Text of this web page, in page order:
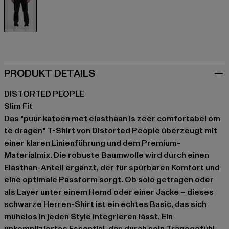
PRODUKT DETAILS
DISTORTED PEOPLE
Slim Fit
Das "puur katoen met elasthaan is zeer comfortabel om
te dragen" T-Shirt von Distorted People überzeugt mit
einer klaren Linienführung und dem Premium-
Materialmix. Die robuste Baumwolle wird durch einen
Elasthan-Anteil ergänzt, der für spürbaren Komfort und
eine optimale Passform sorgt. Ob solo getragen oder
als Layer unter einem Hemd oder einer Jacke – dieses
schwarze Herren-Shirt ist ein echtes Basic, das sich
mühelos in jeden Style integrieren lässt. Ein